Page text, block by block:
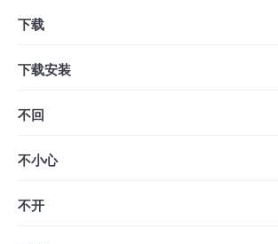
下载
下载安装
不回
不小心
不开